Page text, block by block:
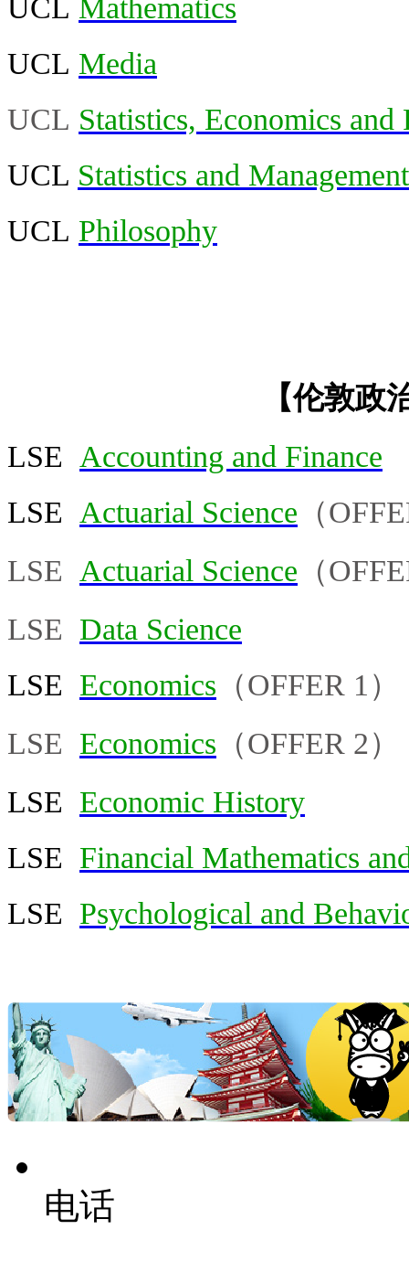
UCL Mathematics
UCL Media
UCL Statistics, Economics and
UCL Statistics and
UCL Philosophy
【伦敦政
LSE Accounting and Finance
LSE Actuarial Science （
LSE Actuarial Science （
LSE Data Science
LSE Economics （OFFER 1）
LSE Economics （OFFER 2）
LSE Economic History
LSE Financial Mathematics
LSE Psychological and
电话